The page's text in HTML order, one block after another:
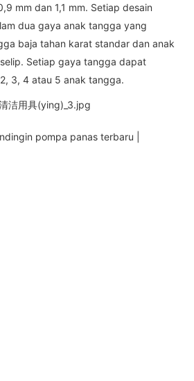
mm dan 1,1 mm. Setiap desain
dua gaya anak tangga yang
baja tahan karat standar dan anak
Setiap gaya tangga dapat
3, 4 atau 5 anak tangga.